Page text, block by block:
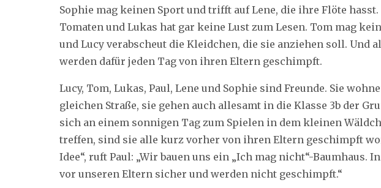
Sophie mag keinen Sport und trifft auf Lene, die ihre Flöte
Tomaten und Lukas hat gar keine Lust zum Lesen. Tom mag
und Lucy verabscheut die Kleidchen, die sie anziehen soll. Und
werden dafür jeden Tag von ihren Eltern geschimpft.
Lucy, Tom, Lukas, Paul, Lene und Sophie sind Freunde. Sie
gleichen Straße, sie gehen auch allesamt in die Klasse 3b der
sich an einem sonnigen Tag zum Spielen in dem kleinen
treffen, sind sie alle kurz vorher von ihren Eltern geschimpft
Idee“, ruft Paul: „Wir bauen uns ein „Ich mag nicht“-Baumhaus.
vor unseren Eltern sicher und werden nicht geschimpft.“